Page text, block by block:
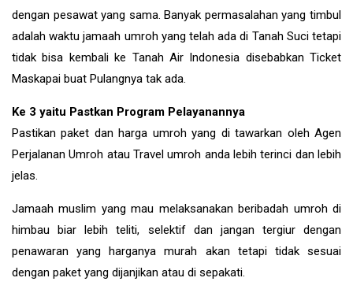
dengan pesawat yang sama. Banyak permasalahan yang timbul
adalah waktu jamaah umroh yang telah ada di Tanah Suci tetapi
tidak bisa kembali ke Tanah Air Indonesia disebabkan Ticket
Maskapai buat Pulangnya tak ada.
Ke 3 yaitu Pastkan Program Pelayanannya
Pastikan paket dan harga umroh yang di tawarkan oleh Agen
Perjalanan Umroh atau Travel umroh anda lebih terinci dan lebih
jelas.
Jamaah muslim yang mau melaksanakan beribadah umroh di
himbau biar lebih teliti, selektif dan jangan tergiur dengan
penawaran yang harganya murah akan tetapi tidak sesuai
dengan paket yang dijanjikan atau di sepakati.